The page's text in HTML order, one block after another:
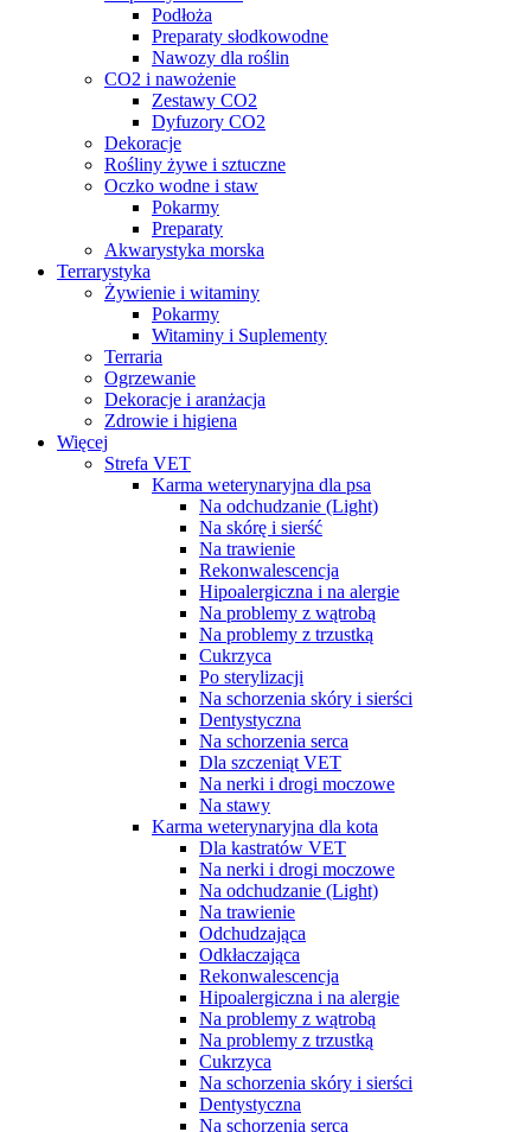
Podłoża
Preparaty słodkowodne
Nawozy dla roślin
CO2 i nawożenie
Zestawy CO2
Dyfuzory CO2
Dekoracje
Rośliny żywe i sztuczne
Oczko wodne i staw
Pokarmy
Preparaty
Akwarystyka morska
Terrarystyka
Żywienie i witaminy
Pokarmy
Witaminy i Suplementy
Terraria
Ogrzewanie
Dekoracje i aranżacja
Zdrowie i higiena
Więcej
Strefa VET
Karma weterynaryjna dla psa
Na odchudzanie (Light)
Na skórę i sierść
Na trawienie
Rekonwalescencja
Hipoalergiczna i na alergie
Na problemy z wątrobą
Na problemy z trzustką
Cukrzyca
Po sterylizacji
Na schorzenia skóry i sierści
Dentystyczna
Na schorzenia serca
Dla szczeniąt VET
Na nerki i drogi moczowe
Na stawy
Karma weterynaryjna dla kota
Dla kastratów VET
Na nerki i drogi moczowe
Na odchudzanie (Light)
Na trawienie
Odchudzająca
Odkłaczająca
Rekonwalescencja
Hipoalergiczna i na alergie
Na problemy z wątrobą
Na problemy z trzustką
Cukrzyca
Na schorzenia skóry i sierści
Dentystyczna
Na schorzenia serca